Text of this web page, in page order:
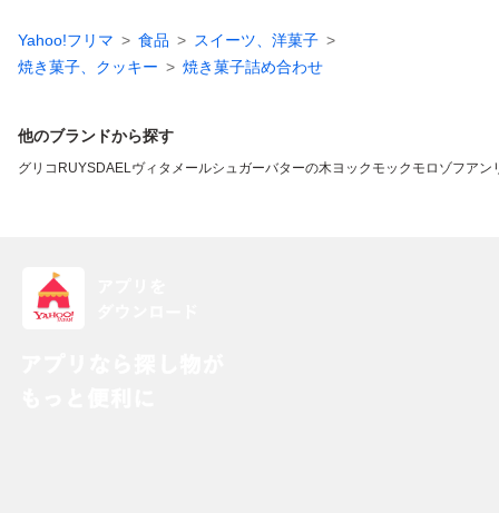
Yahoo!フリマ 食品
スイーツ、洋菓子
焼き菓子、クッキー
焼き菓子詰め合わせ
他のブランドから探す
グリコ RUYSDAELヴィタメールシュガーバターの木ヨックモック モロゾフアン